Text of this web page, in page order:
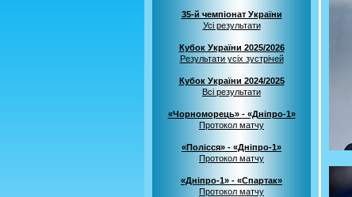
35-й чемпіонат України
Усі результати
Кубок України 2025/2026
Результати усіх зустрічей
Кубок України 2024/2025
Всі результати
«Чорноморець» - «Дніпро-1»
Протокол матчу
«Полісся» - «Дніпро-1»
Протокол матчу
«Дніпро-1» - «Спартак»
Протокол матчу